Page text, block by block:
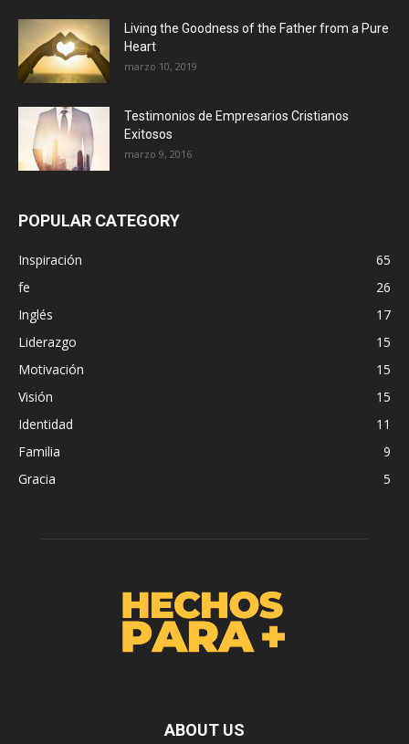
Living the Goodness of the Father from a Pure
Heart
marzo 10, 2019
Testimonios de Empresarios Cristianos
Exitosos
marzo 9, 2016
POPULAR CATEGORY
Inspiración
65
fe
26
Inglés
17
Liderazgo
15
Motivación
15
Visión
15
Identidad
11
Familia
9
Gracia
5
ABOUT US